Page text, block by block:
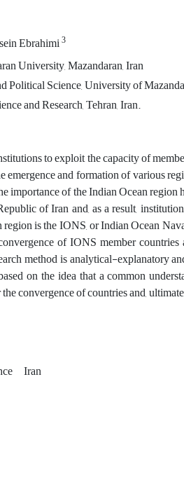
Ebrahimi3
University, Mazandaran, Iran
Science, University of
and Research, Tehran, Iran.
to exploit the capacity of
and formation of various
importance of the Indian Ocean
of Iran and, as a result,
is the IONS, or Indian Ocean
of IONS member
method is analytical-explanatory
on the idea that a common
convergence of countries and,
Iran